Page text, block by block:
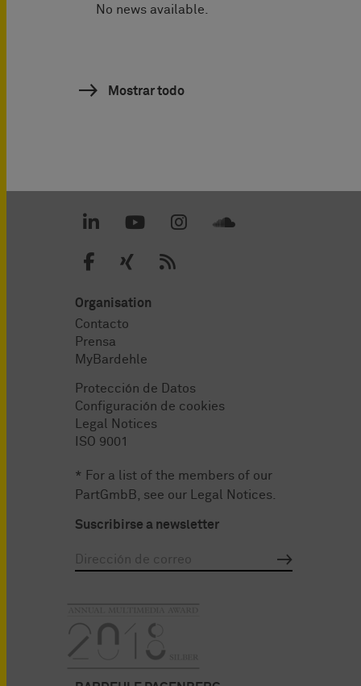
No news available.
Mostrar todo
Organisation
Contacto
Prensa
MyBardehle
Protección de Datos
Configuración de cookies
Legal Notices
ISO 9001
* For a list of the members of our
PartGmbB, see our Legal Notices.
Suscribirse a newsletter